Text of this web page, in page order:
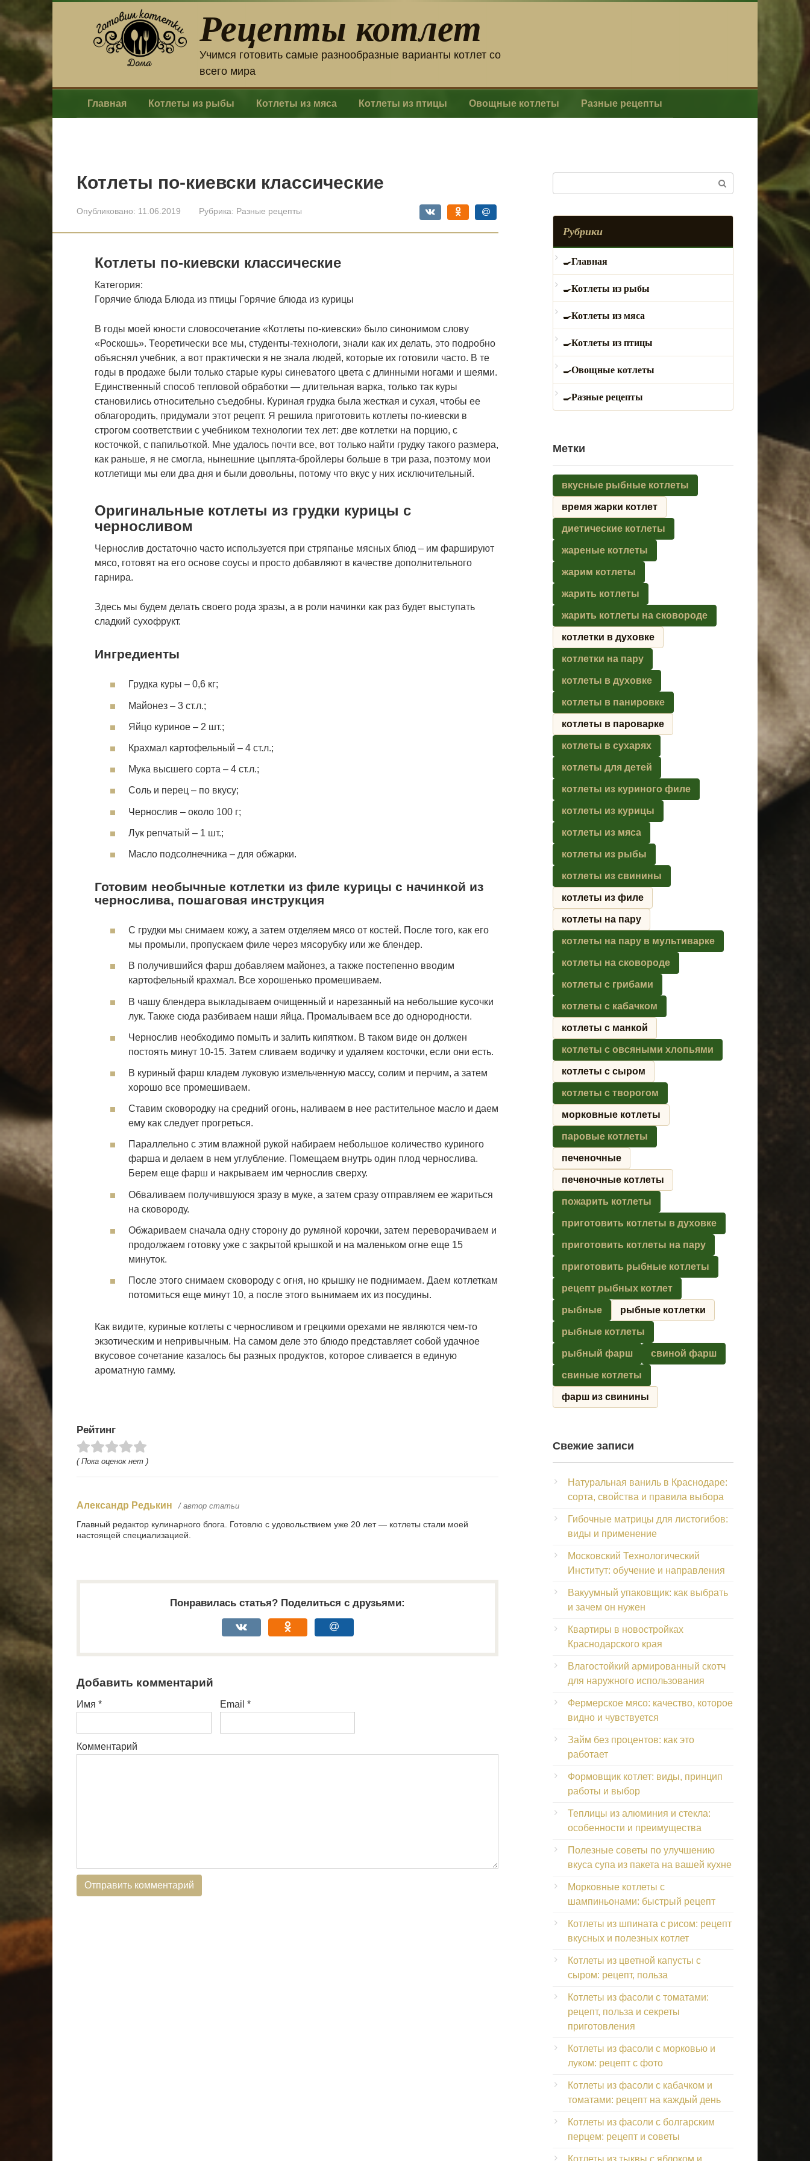
контенту
Рецепты котлет
Учимся готовить самые разнообразные варианты котлет со
всего мира
Главная Котлеты из рыбы Котлеты из мяса Котлеты из птицы Овощные котлеты Разные рецепты
Котлеты по-киевски классические
Опубликовано: 11.06.2019 Рубрика: Разные рецепты
Котлеты по-киевски классические
Категория:
Горячие блюда Блюда из птицы Горячие блюда из курицы
В годы моей юности словосочетание «Котлеты по-киевски» было синонимом слову
«Роскошь». Теоретически все мы, студенты-технологи, знали как их делать, это подробно
объяснял учебник, а вот практически я не знала людей, которые их готовили часто. В те
годы в продаже были только старые куры синеватого цвета с длинными ногами и шеями.
Единственный способ тепловой обработки — длительная варка, только так куры
становились относительно съедобны. Куриная грудка была жесткая и сухая, чтобы ее
облагородить, придумали этот рецепт. Я решила приготовить котлеты по-киевски в
строгом соответствии с учебником технологии тех лет: две котлетки на порцию, с
косточкой, с папильоткой. Мне удалось почти все, вот только найти грудку такого размера,
как раньше, я не смогла, нынешние цыплята-бройлеры больше в три раза, поэтому мои
котлетищи мы ели два дня и были довольны, потому что вкус у них исключительный.
Оригинальные котлеты из грудки курицы с
черносливом
Чернослив достаточно часто используется при стряпанье мясных блюд – им фаршируют
мясо, готовят на его основе соусы и просто добавляют в качестве дополнительного
гарнира.
Здесь мы будем делать своего рода зразы, а в роли начинки как раз будет выступать
сладкий сухофрукт.
Ингредиенты
Грудка куры – 0,6 кг;
Майонез – 3 ст.л.;
Яйцо куриное – 2 шт.;
Крахмал картофельный – 4 ст.л.;
Мука высшего сорта – 4 ст.л.;
Соль и перец – по вкусу;
Чернослив – около 100 г;
Лук репчатый – 1 шт.;
Масло подсолнечника – для обжарки.
Готовим необычные котлетки из филе курицы с начинкой из
чернослива, пошаговая инструкция
С грудки мы снимаем кожу, а затем отделяем мясо от костей. После того, как его
мы промыли, пропускаем филе через мясорубку или же блендер.
В получившийся фарш добавляем майонез, а также постепенно вводим
картофельный крахмал. Все хорошенько промешиваем.
В чашу блендера выкладываем очищенный и нарезанный на небольшие кусочки
лук. Также сюда разбиваем наши яйца. Промалываем все до однородности.
Чернослив необходимо помыть и залить кипятком. В таком виде он должен
постоять минут 10-15. Затем сливаем водичку и удаляем косточки, если они есть.
В куриный фарш кладем луковую измельченную массу, солим и перчим, а затем
хорошо все промешиваем.
Ставим сковородку на средний огонь, наливаем в нее растительное масло и даем
ему как следует прогреться.
Параллельно с этим влажной рукой набираем небольшое количество куриного
фарша и делаем в нем углубление. Помещаем внутрь один плод чернослива.
Берем еще фарш и накрываем им чернослив сверху.
Обваливаем получившуюся зразу в муке, а затем сразу отправляем ее жариться
на сковороду.
Обжариваем сначала одну сторону до румяной корочки, затем переворачиваем и
продолжаем готовку уже с закрытой крышкой и на маленьком огне еще 15
минуток.
После этого снимаем сковороду с огня, но крышку не поднимаем. Даем котлеткам
потомиться еще минут 10, а после этого вынимаем их из посудины.
Как видите, куриные котлеты с черносливом и грецкими орехами не являются чем-то
экзотическим и непривычным. На самом деле это блюдо представляет собой удачное
вкусовое сочетание казалось бы разных продуктов, которое сливается в единую
ароматную гамму.
Рейтинг
( Пока оценок нет )
Александр Редькин / автор статьи
Главный редактор кулинарного блога. Готовлю с удовольствием уже 20 лет — котлеты стали моей
настоящей специализацией.
Понравилась статья? Поделиться с друзьями:
Добавить комментарий
Имя * Email *
Комментарий
Рубрики
Главная
Котлеты из рыбы
Котлеты из мяса
Котлеты из птицы
Овощные котлеты
Разные рецепты
Метки
вкусные рыбные котлеты
время жарки котлет
диетические котлеты
жареные котлеты
жарим котлеты
жарить котлеты
жарить котлеты на сковороде
котлетки в духовке
котлетки на пару
котлеты в духовке
котлеты в панировке
котлеты в пароварке
котлеты в сухарях
котлеты для детей
котлеты из куриного филе
котлеты из курицы
котлеты из мяса
котлеты из рыбы
котлеты из свинины
котлеты из филе
котлеты на пару
котлеты на пару в мультиварке
котлеты на сковороде
котлеты с грибами
котлеты с кабачком
котлеты с манкой
котлеты с овсяными хлопьями
котлеты с сыром
котлеты с творогом
морковные котлеты
паровые котлеты
печеночные
печеночные котлеты
пожарить котлеты
приготовить котлеты в духовке
приготовить котлеты на пару
приготовить рыбные котлеты
рецепт рыбных котлет
рыбные рыбные котлетки
рыбные котлеты
рыбный фарш свиной фарш
свиные котлеты
фарш из свинины
Свежие записи
Натуральная ваниль в Краснодаре:
сорта, свойства и правила выбора
Гибочные матрицы для листогибов:
виды и применение
Московский Технологический
Институт: обучение и направления
Вакуумный упаковщик: как выбрать
и зачем он нужен
Квартиры в новостройках
Краснодарского края
Влагостойкий армированный скотч
для наружного использования
Фермерское мясо: качество, которое
видно и чувствуется
Займ без процентов: как это
работает
Формовщик котлет: виды, принцип
работы и выбор
Теплицы из алюминия и стекла:
особенности и преимущества
Полезные советы по улучшению
вкуса супа из пакета на вашей кухне
Морковные котлеты с
шампиньонами: быстрый рецепт
Котлеты из шпината с рисом: рецепт
вкусных и полезных котлет
Котлеты из цветной капусты с
сыром: рецепт, польза
Котлеты из фасоли с томатами:
рецепт, польза и секреты
приготовления
Котлеты из фасоли с морковью и
луком: рецепт с фото
Котлеты из фасоли с кабачком и
томатами: рецепт на каждый день
Котлеты из фасоли с болгарским
перцем: рецепт и советы
Котлеты из тыквы с яблоком и